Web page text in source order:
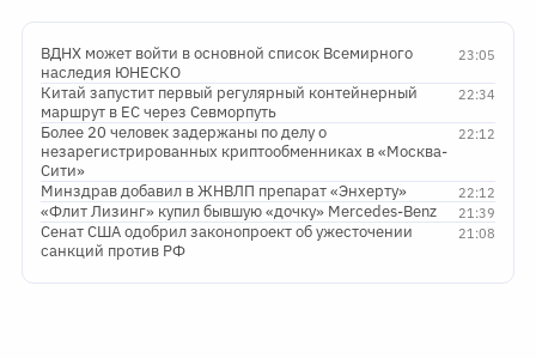
23:05
ВДНХ может войти в основной список Всемирного
наследия ЮНЕСКО
22:34
Китай запустит первый регулярный контейнерный
маршрут в ЕС через Севморпуть
22:12
Более 20 человек задержаны по делу о
незарегистрированных криптообменниках в «Москва-
Сити»
22:12
Минздрав добавил в ЖНВЛП препарат «Энхерту»
21:39
«Флит Лизинг» купил бывшую «дочку» Mercedes-Benz
21:08
Сенат США одобрил законопроект об ужесточении
санкций против РФ